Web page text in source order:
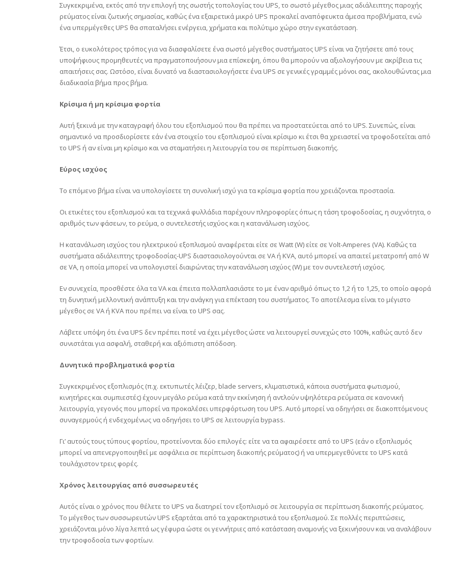
Συγκεκριμένα, εκτός από την επιλογή της σωστής τοπολογίας του UPS, το σωστό μέγεθος μιας αδιάλειπτης παροχής
ρεύματος είναι ζωτικής σημασίας, καθώς ένα εξαιρετικά μικρό UPS προκαλεί αναπόφευκτα άμεσα προβλήματα, ενώ
ένα υπερμέγεθες UPS θα σπαταλήσει ενέργεια, χρήματα και πολύτιμο χώρο στην εγκατάσταση.
Έτσι, ο ευκολότερος τρόπος για να διασφαλίσετε ένα σωστό μέγεθος συστήματος UPS είναι να ζητήσετε από τους
υποψήφιους προμηθευτές να πραγματοποιήσουν μια επίσκεψη, όπου θα μπορούν να αξιολογήσουν με ακρίβεια τις
απαιτήσεις σας. Ωστόσο, είναι δυνατό να διαστασιολογήσετε ένα UPS σε γενικές γραμμές μόνοι σας, ακολουθώντας μια
διαδικασία βήμα προς βήμα.
Κρίσιμα ή μη κρίσιμα φορτία
Αυτή ξεκινά με την καταγραφή όλου του εξοπλισμού που θα πρέπει να προστατεύεται από το UPS. Συνεπώς, είναι
σημαντικό να προσδιορίσετε εάν ένα στοιχείο του εξοπλισμού είναι κρίσιμο κι έτσι θα χρειαστεί να τροφοδοτείται από
το UPS ή αν είναι μη κρίσιμο και να σταματήσει η λειτουργία του σε περίπτωση διακοπής.
Εύρος ισχύος
Το επόμενο βήμα είναι να υπολογίσετε τη συνολική ισχύ για τα κρίσιμα φορτία που χρειάζονται προστασία.
Οι ετικέτες του εξοπλισμού και τα τεχνικά φυλλάδια παρέχουν πληροφορίες όπως η τάση τροφοδοσίας, η συχνότητα, ο
αριθμός των φάσεων, το ρεύμα, ο συντελεστής ισχύος και η κατανάλωση ισχύος.
Η κατανάλωση ισχύος του ηλεκτρικού εξοπλισμού αναφέρεται είτε σε Watt (W) είτε σε Volt-Amperes (VA). Καθώς τα
συστήματα αδιάλειπτης τροφοδοσίας-UPS διαστασιολογούνται σε VA ή KVA, αυτό μπορεί να απαιτεί μετατροπή από W
σε VA, η οποία μπορεί να υπολογιστεί διαιρώντας την κατανάλωση ισχύος (W) με τον συντελεστή ισχύος.
Εν συνεχεία, προσθέστε όλα τα VA και έπειτα πολλαπλασιάστε το με έναν αριθμό όπως το 1,2 ή το 1,25, το οποίο αφορά
τη δυνητική μελλοντική ανάπτυξη και την ανάγκη για επέκταση του συστήματος. Το αποτέλεσμα είναι το μέγιστο
μέγεθος σε VA ή KVA που πρέπει να είναι το UPS σας.
Λάβετε υπόψη ότι ένα UPS δεν πρέπει ποτέ να έχει μέγεθος ώστε να λειτουργεί συνεχώς στο 100%, καθώς αυτό δεν
συνιστάται για ασφαλή, σταθερή και αξιόπιστη απόδοση.
Δυνητικά προβληματικά φορτία
Συγκεκριμένος εξοπλισμός (π.χ. εκτυπωτές λέιζερ, blade servers, κλιματιστικά, κάποια συστήματα φωτισμού,
κινητήρες και συμπιεστές) έχουν μεγάλο ρεύμα κατά την εκκίνηση ή αντλούν υψηλότερα ρεύματα σε κανονική
λειτουργία, γεγονός που μπορεί να προκαλέσει υπερφόρτωση του UPS. Αυτό μπορεί να οδηγήσει σε διακοπτόμενους
συναγερμούς ή ενδεχομένως να οδηγήσει το UPS σε λειτουργία bypass.
Γι’ αυτούς τους τύπους φορτίου, προτείνονται δύο επιλογές: είτε να τα αφαιρέσετε από το UPS (εάν ο εξοπλισμός
μπορεί να απενεργοποιηθεί με ασφάλεια σε περίπτωση διακοπής ρεύματος) ή να υπερμεγεθύνετε το UPS κατά
τουλάχιστον τρεις φορές.
Χρόνος λειτουργίας από συσσωρευτές
Αυτός είναι ο χρόνος που θέλετε το UPS να διατηρεί τον εξοπλισμό σε λειτουργία σε περίπτωση διακοπής ρεύματος.
Το μέγεθος των συσσωρευτών UPS εξαρτάται από τα χαρακτηριστικά του εξοπλισμού. Σε πολλές περιπτώσεις,
χρειάζονται μόνο λίγα λεπτά ως γέφυρα ώστε οι γεννήτριες από κατάσταση αναμονής να ξεκινήσουν και να αναλάβουν
την τροφοδοσία των φορτίων.